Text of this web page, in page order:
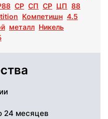
CP СП СР ЦП 88
Компетишн 4.5
металл Никель
24 месяцев